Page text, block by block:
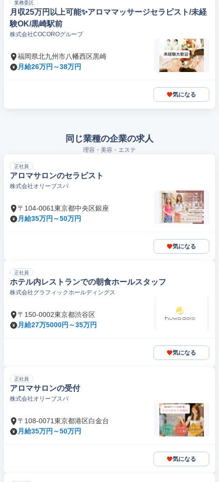
業務委託
月収25万円以上可能✨️アロママッサージセラピスト/未経
験OK/黒崎駅前
株式会社COCOROグループ
福岡県北九州市八幡西区黒崎
月給26万円～38万円
気になる
同じ業種の企業の求人
理容・美容・エステ
正社員
アロマサロンのセラピスト
株式会社オリーブスパ
〒104-0061東京都中央区銀座
月給35万円～50万円
気になる
正社員
ホテル内レストランでの朝食ホールスタッフ
株式会社グラフィックホールディングス
〒150-0002東京都渋谷区
月給27万5000円～35万円
気になる
正社員
アロマサロンの受付
株式会社オリーブスパ
〒108-0071東京都港区白金台
月給35万円～50万円
気になる